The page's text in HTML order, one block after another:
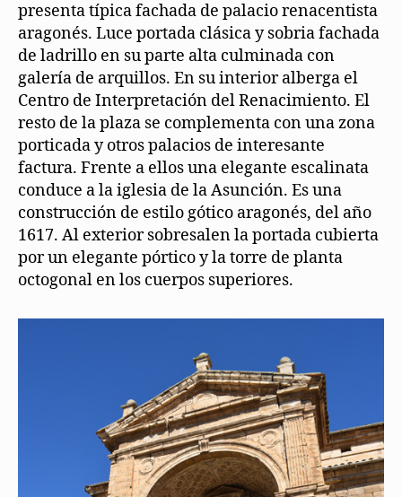
presenta típica fachada de palacio renacentista
aragonés. Luce portada clásica y sobria fachada
de ladrillo en su parte alta culminada con
galería de arquillos. En su interior alberga el
Centro de Interpretación del Renacimiento. El
resto de la plaza se complementa con una zona
porticada y otros palacios de interesante
factura. Frente a ellos una elegante escalinata
conduce a la iglesia de la Asunción. Es una
construcción de estilo gótico aragonés, del año
1617. Al exterior sobresalen la portada cubierta
por un elegante pórtico y la torre de planta
octogonal en los cuerpos superiores.